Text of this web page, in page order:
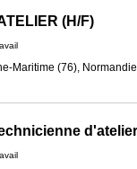
(H/F)
Maritime (76), Normandie